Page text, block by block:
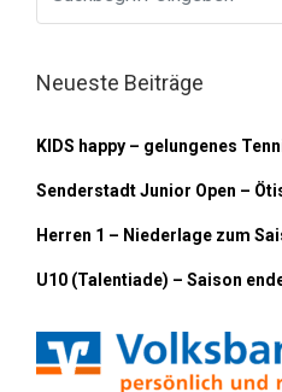
Neueste Beiträge
KIDS happy – gelungenes
Senderstadt Junior Open –
Herren 1 – Niederlage zum
U10 (Talentiade) – Saison